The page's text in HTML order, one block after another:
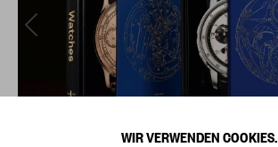
WIR VERWENDEN COOKIES.